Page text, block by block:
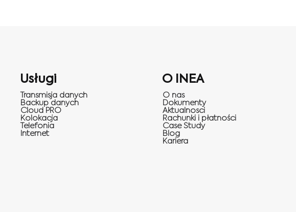
Usługi
Transmisja danych
Backup danych
Cloud PRO
Kolokacja
Telefonia
Internet
O INEA
O nas
Dokumenty
Aktualnosci
Rachunki i płatności
Case Study
Blog
Kariera